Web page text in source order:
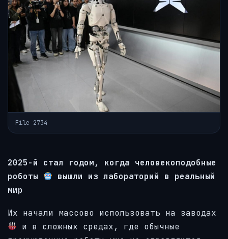
File 2734
2025-й стал годом, когда человекоподобные
роботы
вышли из лабораторий в реальный
мир
Их начали массово использовать на заводах
и в сложных средах, где обычные